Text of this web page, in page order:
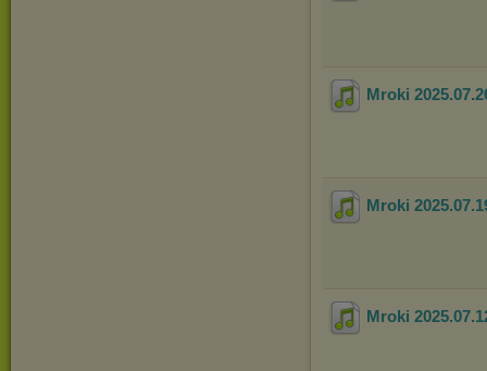
Mroki
Mroki
Mroki